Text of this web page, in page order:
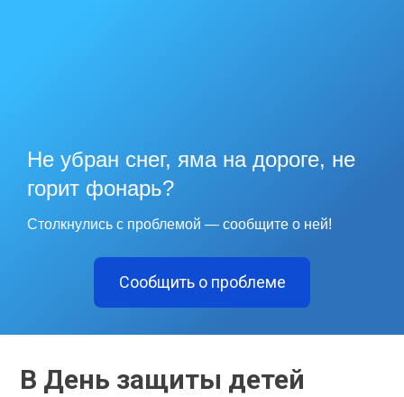
Не убран снег, яма на дороге, не
горит фонарь?
Столкнулись с проблемой — сообщите о ней!
Сообщить о проблеме
В День защиты детей